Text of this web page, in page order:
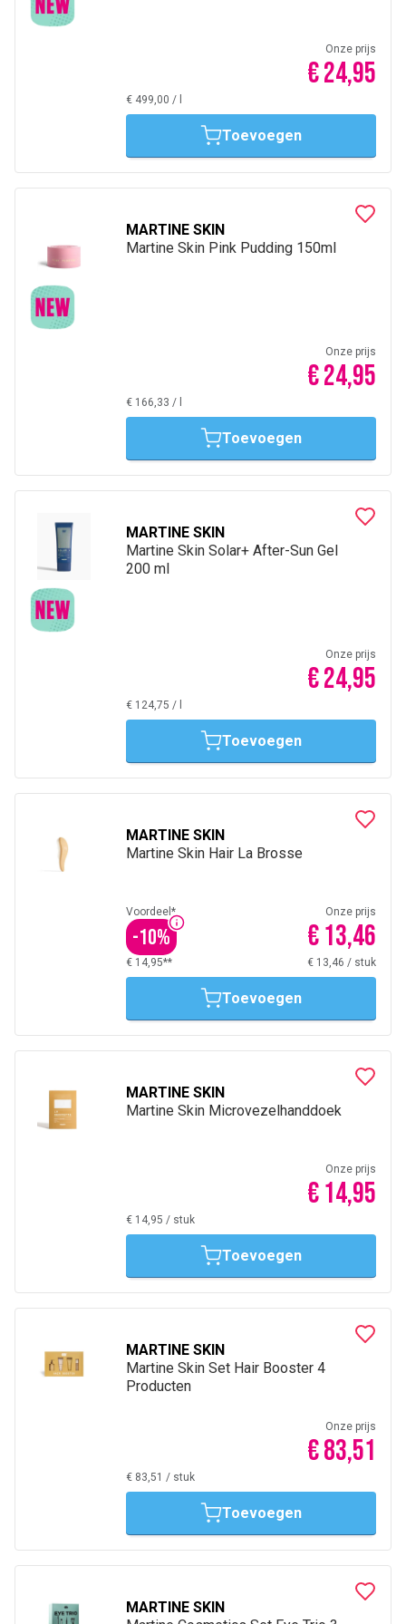
Onze prijs
€ 24,95
€ 499,00 /
Toevoegen
MARTINE SKIN
Martine Skin Pink Pudding 150ml
Onze prijs
€ 24,95
€ 166,33 /
Toevoegen
MARTINE SKIN
Martine Skin Solar+ After-Sun Gel
200 ml
Onze prijs
€ 24,95
€ 124,75 /
Toevoegen
MARTINE SKIN
Martine Skin Hair La Brosse
Voordeel*
-10%
Onze prijs
€ 13,46
€ 14,95** € 13,46 / stuk
Toevoegen
MARTINE SKIN
Martine Skin Microvezelhanddoek
Onze prijs
€ 14,95
€ 14,95 / stuk
Toevoegen
MARTINE SKIN
Martine Skin Set Hair Booster 4
Producten
Onze prijs
€ 83,51
€ 83,51 / stuk
Toevoegen
MARTINE SKIN